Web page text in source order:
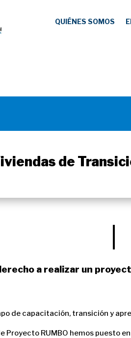
QUIÉNES SOMOS
de
a realizar un
de capacitación, transición y
Proyecto RUMBO hemos puesto